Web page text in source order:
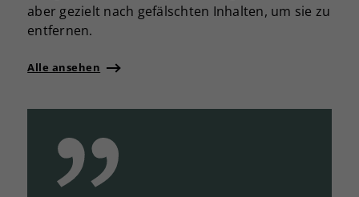
Baujahr
gepflegt
saniert
Neubau
aber gezielt nach gefälschten Inhalten, um sie zu
entfernen.
Alle ansehen